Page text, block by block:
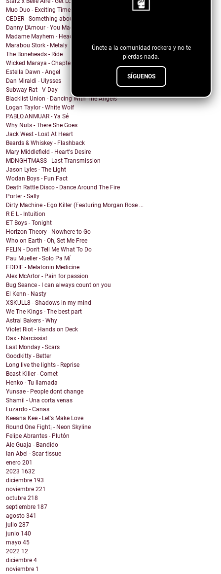
Únete a la comunidad rockera y no te
pierdas nada.
SÍGUENOS
Muo Duo - Exciting Times
CEDER - Something about you
Danny L'Amour - You Made Me Hate LA
Madame Mayhem - Headcase
Marabou Stork - Metaly
The Boneheads - Ride
Wicked Maraya - Chapter V
Estella Dawn - Angel
Dan Miraldi - Ulysses
Subway Rat - V Day
Blacklist Union - Dancing With The Angels
Logan Taylor - White Wolf
PABLO.ANMUAR - Ya Sé
Why Nuts - There She Goes
Jack West - Lost At Heart
Beards & Whiskey - Flashback
Mary Middlefield - Heart's Desire
MDNGHTMASS - Last Transmission
Jason Lyles - The Light
Wodan Boys - Fun Fact
Death Rattle Disco - Dance Around The Fire
Porter - Sally
Dirty Machine - Ego Killer (Featuring Morgan Rose ...
R E L - Intuition
ET Boys - Tonight
Horizon Theory - Nowhere to Go
Who on Earth - Oh, Set Me Free
FELIN - Don't Tell Me What To Do
Pau Mueller - Solo Pa Mí
EĐĐIE - Melatonin Medicine
Alex McArtor - Pain for passion
Bug Seance - I can always count on you
El Kenn - Nasty
XSKULL8 - Shadows in my mind
We The Kings - The best part
Astral Bakers - Why
Violet Riot - Hands on Deck
Dax - Narcissist
Last Monday - Scars
Goodkitty - Better
Long live the lights - Reprise
Beast Killer - Comet
Henko - Tu llamada
Yunsae - People dont change
Shamil - Una corta venas
Luzardo - Canas
Keeana Kee - Let's Make Love
Round One Fight¡ - Neon Skyline
Felipe Abrantes - Plutón
Ale Guaja - Bandido
Ian Abel - Scar tissue
enero 201
2023 1632
diciembre 193
noviembre 221
octubre 218
septiembre 187
agosto 341
julio 287
junio 140
mayo 45
2022 12
diciembre 4
noviembre 1